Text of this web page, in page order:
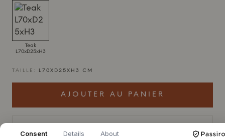
Teak
L70xD25xH3
TAILLE: L70XD25XH3 CM
AJOUTER AU PANIER
souffrance : délai de
Consent Details About